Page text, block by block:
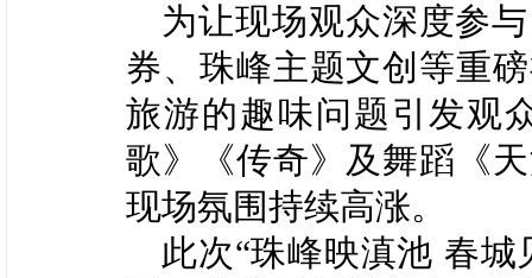
为让现场观众深度参
券、珠峰主题文创等重
旅游的趣味问题引发观
歌》《传奇》及舞蹈《
现场氛围持续高涨。
此次“珠峰映滇池 春